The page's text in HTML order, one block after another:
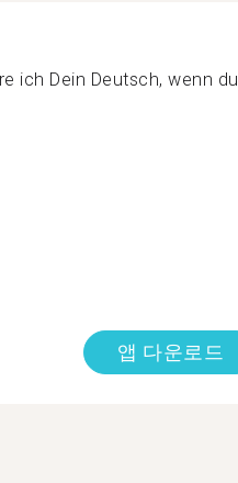
ich Dein Deutsch, wenn du
앱 다운로드